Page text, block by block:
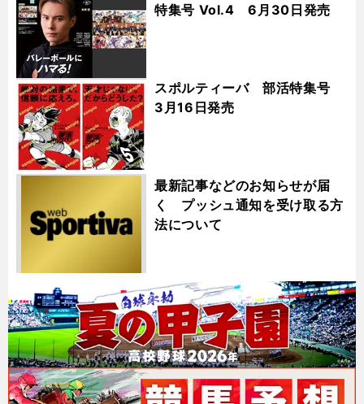
特集号 Vol.4 6月30日発売
スポルティーバ 部活特集号
3月16日発売
最新記事などのお知らせが届
く プッシュ通知を受け取る方
法について